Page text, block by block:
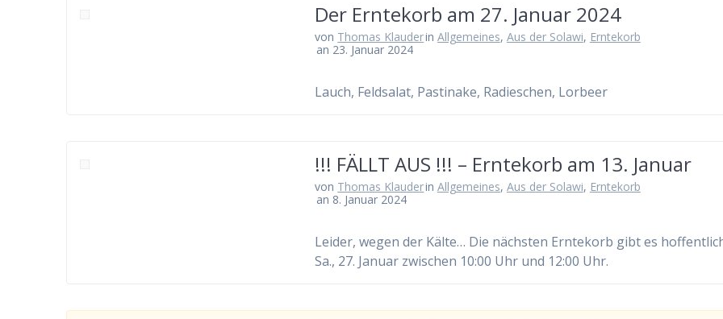
Der Erntekorb am 27. Januar 2024
von Thomas Klauderin Allgemeines, Aus der Solawi, Erntekorb
an 23. Januar 2024
Lauch, Feldsalat, Pastinake, Radieschen, Lorbeer
!!! FÄLLT AUS !!! – Erntekorb am 13. Januar
von Thomas Klauderin Allgemeines, Aus der Solawi, Erntekorb
an 8. Januar 2024
Leider, wegen der Kälte… Die nächsten Erntekorb gibt es
Sa., 27. Januar zwischen 10:00 Uhr und 12:00 Uhr.